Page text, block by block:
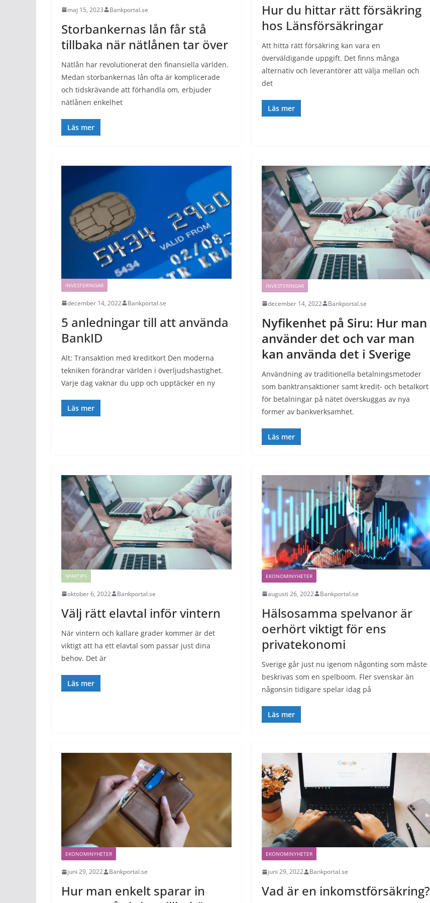
maj 15, 2023 Bankportal.se
Storbankernas lån får stå
tillbaka när nätlånen tar över
Nätlån har revolutionerat den finansiella världen.
Medan storbankernas lån ofta är komplicerade
och tidskrävande att förhandla om, erbjuder
nätlånen enkelhet
Läs mer
Hur du hittar rätt försäkring
hos Länsförsäkringar
Att hitta rätt försäkring kan vara en
överväldigande uppgift. Det finns många
alternativ och leverantörer att välja mellan och
det
Läs mer
INVESTERINGAR
december 14, 2022 Bankportal.se
5 anledningar till att använda
BankID
Alt: Transaktion med kreditkort Den moderna
tekniken förändrar världen i överljudshastighet.
Varje dag vaknar du upp och upptäcker en ny
Läs mer
INVESTERINGAR
december 14, 2022 Bankportal.se
Nyfikenhet på Siru: Hur man
använder det och var man
kan använda det i Sverige
Användning av traditionella betalningsmetoder
som banktransaktioner samt kredit- och betalkort
för betalningar på nätet överskuggas av nya
former av bankverksamhet.
Läs mer
SPARTIPS
oktober 6, 2022 Bankportal.se
Välj rätt elavtal inför vintern
När vintern och kallare grader kommer är det
viktigt att ha ett elavtal som passar just dina
behov. Det är
Läs mer
EKONOMINYHETER
augusti 26, 2022 Bankportal.se
Hälsosamma spelvanor är
oerhört viktigt för ens
privatekonomi
Sverige går just nu igenom någonting som måste
beskrivas som en spelboom. Fler svenskar än
någonsin tidigare spelar idag på
Läs mer
EKONOMINYHETER
juni 29, 2022 Bankportal.se
Hur man enkelt sparar in
EKONOMINYHETER
juni 29, 2022 Bankportal.se
Vad är en inkomstförsäkring?